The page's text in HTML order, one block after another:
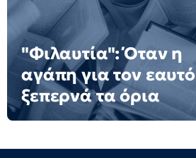
"Φιλαυτία": Όταν η
αγάπη για τον εαυτό
ξεπερνά τα όρια